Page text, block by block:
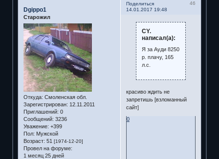
Поделиться
46
14.01.2017 19:48
Dgippo1
Старожил
Откуда: Смоленская обл.
Зарегистрирован: 12.11.2011
Приглашений: 0
Сообщений: 3236
Уважение: +399
Пол: Мужской
Возраст: 51 [1974-12-20]
Провел на форуме:
1 месяц 25 дней
CY.
написал(а):
Я за Ауди 8250
р. плачу, 165
л.с.
красиво ждить не
запретишь [взломанный
сайт]
0